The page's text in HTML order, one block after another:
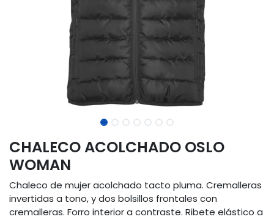
CHALECO ACOLCHADO OSLO
WOMAN
Chaleco de mujer acolchado tacto pluma. Cremalleras
invertidas a tono, y dos bolsillos frontales con
cremalleras. Forro interior a contraste. Ribete elástico a